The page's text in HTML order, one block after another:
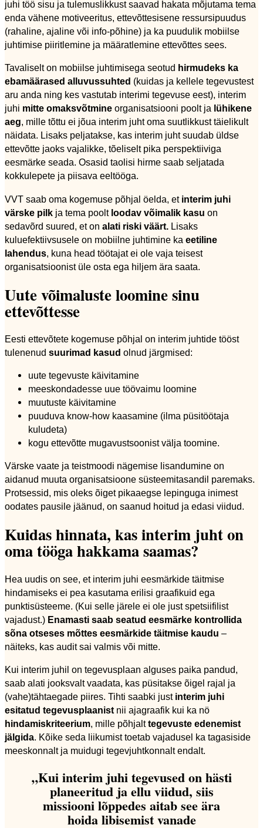
juhi töö sisu ja tulemuslikkust saavad hakata mõjutama tema
enda vähene motiveeritus, ettevõttesisene ressursipuudus
(rahaline, ajaline või info-põhine) ja ka puudulik mobiilse
juhtimise piiritlemine ja määratlemine ettevõttes sees.
Tavaliselt on mobiilse juhtimisega seotud hirmudeks ka
ebamäärased alluvussuhted (kuidas ja kellele tegevustest
aru anda ning kes vastutab interimi tegevuse eest), interim
juhi mitte omaksvõtmine organisatsiooni poolt ja lühikene
aeg, mille tõttu ei jõua interim juht oma suutlikkust täielikult
näidata. Lisaks peljatakse, kas interim juht suudab üldse
ettevõtte jaoks vajalikke, tõeliselt pika perspektiiviga
eesmärke seada. Osasid taolisi hirme saab seljatada
kokkulepete ja piisava eeltööga.
VVT saab oma kogemuse põhjal öelda, et interim juhi
värske pilk ja tema poolt loodav võimalik kasu on
sedavõrd suured, et on alati riski väärt. Lisaks
kuluefektiivsusele on mobiilne juhtimine ka eetiline
lahendus , kuna head töötajat ei ole vaja teisest
organisatsioonist üle osta ega hiljem ära saata.
Uute võimaluste loomine sinu
ettevõttesse
Eesti ettevõtete kogemuse põhjal on interim juhtide tööst
tulenenud suurimad kasud olnud järgmised:
uute tegevuste käivitamine
meeskondadesse uue töövaimu loomine
muutuste käivitamine
puuduva know-how kaasamine (ilma püsitöötaja
kuludeta)
kogu ettevõtte mugavustsoonist välja toomine.
Värske vaate ja teistmoodi nägemise lisandumine on
aidanud muuta organisatsioone süsteemitasandil paremaks.
Protsessid, mis oleks õiget pikaaegse lepinguga inimest
oodates pausile jäänud, on saanud hoitud ja edasi viidud.
Kuidas hinnata, kas interim juht on
oma tööga hakkama saamas?
Hea uudis on see, et interim juhi eesmärkide täitmise
hindamiseks ei pea kasutama erilisi graafikuid ega
punktisüsteeme. (Kui selle järele ei ole just spetsiifilist
vajadust.) Enamasti saab seatud eesmärke kontrollida
sõna otseses mõttes eesmärkide täitmise kaudu –
näiteks, kas audit sai valmis või mitte.
Kui interim juhil on tegevusplaan alguses paika pandud,
saab alati jooksvalt vaadata, kas püsitakse õigel rajal ja
(vahe)tähtaegade piires. Tihti saabki just interim juhi
esitatud tegevusplaanist nii ajagraafik kui ka nö
hindamiskriteerium, mille põhjalttegevuste edenemist
jälgida. Kõike seda liikumist toetab vajadusel ka tagasiside
meeskonnalt ja muidugi tegevjuhtkonnalt endalt.
„Kui interim juhi tegevused on hästi
planeeritud ja ellu viidud, siis
missiooni lõppedes aitab see ära
hoida libisemist vanade